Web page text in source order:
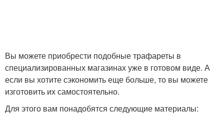
Вы можете приобрести подобные трафареты в
специализированных магазинах уже в готовом виде. А
если вы хотите сэкономить еще больше, то вы можете
изготовить их самостоятельно.
Для этого вам понадобятся следующие материалы: